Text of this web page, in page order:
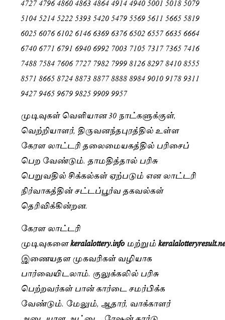
5104 5214 5222 5393 5420 5479 5569 5611 5665 5819
6025 6076 6102 6146 6369 6376 6502 6557 6635 6664
6740 6771 6791 6940 6992 7003 7105 7317 7365 7416
7488 7584 7606 7727 7982 7999 8126 8297 8410 8555
8571 8665 8724 8873 8877 8888 8984 9010 9178 9311
9427 9465 9679 9825 9909 9957
முடிவுகள் வெளியான 30 நாட்களுக்குள்,
வெற்றியாளர், திருவனந்தபுரத்தில் உள்ள
கேரள லாட்டரி தலைமையகத்தில் பரிசைப்
பெற வேண்டும். தாமதித்தால் பரிசு
பெறுவதில் சிக்கல்கள் ஏற்படும் என லாட்டரி
நிர்வாகத்தின் சட்டப்பூர்வ தகவல்கள்
தெரிவிக்கின்றன.
கேரள லாட்டரி
முடிவுகளைkeralalottery.infoமற்றும்
இணையதள முகவரிகள் வழியாக
பார்வையிடலாம். குலுக்கலில் பரிசு
பெற்றவர்கள் பான் கார்டை சமர்பிக்க
வேண்டும். மேலும், ஆதார், வாக்காளர்